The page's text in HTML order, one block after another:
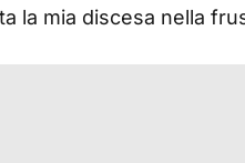
la mia discesa nella